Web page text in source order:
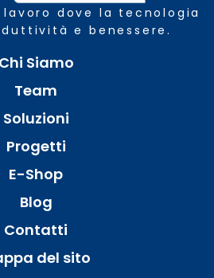
dove la tecnologia
e benessere.
Chi Siamo
Team
Soluzioni
Progetti
E-Shop
Blog
Contatti
del sito